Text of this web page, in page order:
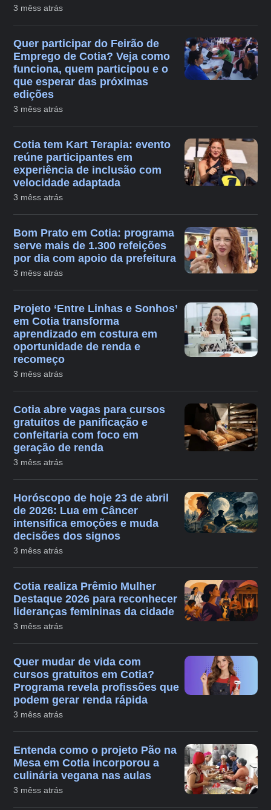
3 mêss atrás
Quer participar do Feirão de
Emprego de Cotia? Veja como
funciona, quem participou e o
que esperar das próximas
edições
3 mêss atrás
Cotia tem Kart Terapia: evento
reúne participantes em
experiência de inclusão com
velocidade adaptada
3 mêss atrás
Bom Prato em Cotia: programa
serve mais de 1.300 refeições
por dia com apoio da prefeitura
3 mêss atrás
Projeto ‘Entre Linhas e Sonhos’
em Cotia transforma
aprendizado em costura em
oportunidade de renda e
recomeço
3 mêss atrás
Cotia abre vagas para cursos
gratuitos de panificação e
confeitaria com foco em
geração de renda
3 mêss atrás
Horóscopo de hoje 23 de abril
de 2026: Lua em Câncer
intensifica emoções e muda
decisões dos signos
3 mêss atrás
Cotia realiza Prêmio Mulher
Destaque 2026 para reconhecer
lideranças femininas da cidade
3 mêss atrás
Quer mudar de vida com
cursos gratuitos em Cotia?
Programa revela profissões que
podem gerar renda rápida
3 mêss atrás
Entenda como o projeto Pão na
Mesa em Cotia incorporou a
culinária vegana nas aulas
3 mêss atrás